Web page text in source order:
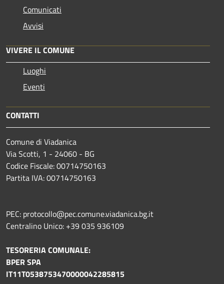
Comunicati
Avvisi
VIVERE IL COMUNE
Luoghi
Eventi
CONTATTI
Comune di Viadanica
Via Scotti, 1 - 24060 - BG
Codice Fiscale: 00714750163
Partita IVA: 00714750163
PEC: protocollo@pec.comune.viadanica.bg.it
Centralino Unico: +39 035 936109
TESORERIA COMUNALE:
BPER SPA
IT11T0538753470000042285815